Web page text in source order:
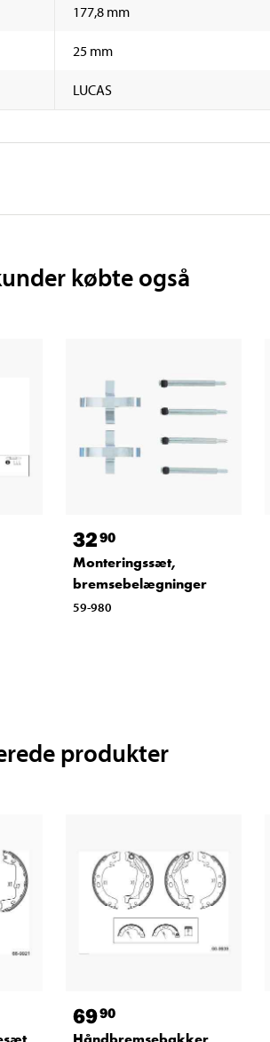
177,8 mm
25 mm
LUCAS
købte også
3290
Monteringssæt,
bremsebelægninger
59-980
produkter
6990